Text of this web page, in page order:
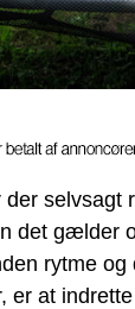
der
det gælder
rytme
er at